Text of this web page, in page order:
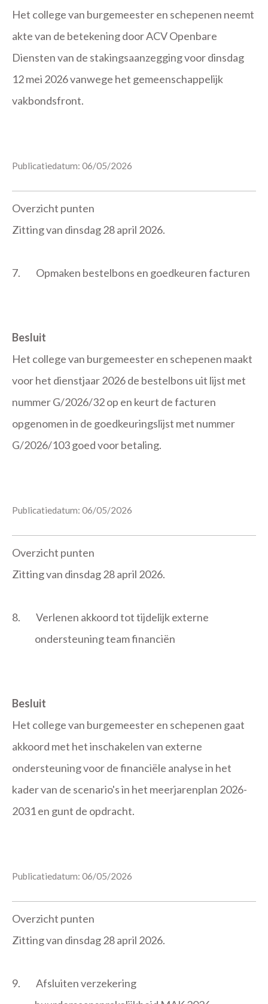
Het college van burgemeester en schepenen neemt
akte van de betekening door ACV Openbare
Diensten van de stakingsaanzegging voor dinsdag
12 mei 2026vanwege het gemeenschappelijk
vakbondsfront.
Publicatiedatum: 06/05/2026
Overzicht punten
Zitting van dinsdag 28 april 2026.
7. Opmaken bestelbons en goedkeuren facturen
Besluit
Het college van burgemeester en schepenen maakt
voor het dienstjaar 2026 de bestelbons uit lijst met
nummer G/2026/32 op en keurt de facturen
opgenomen in de goedkeuringslijst met nummer
G/2026/103 goed voor betaling.
Publicatiedatum: 06/05/2026
Overzicht punten
Zitting van dinsdag 28 april 2026.
8.
Verlenen akkoord tot tijdelijk externe
ondersteuning team financiën
Besluit
Het college van burgemeester en schepenen gaat
akkoord met het inschakelen van externe
ondersteuning voor de financiële analyse in het
kader van de scenario's in het meerjarenplan 2026-
2031 en gunt de opdracht.
Publicatiedatum: 06/05/2026
Overzicht punten
Zitting van dinsdag 28 april 2026.
9.
Afsluiten verzekering